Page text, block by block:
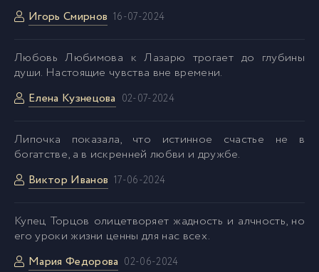
Игорь Смирнов 16-07-2024
Любовь Любимова к Лазарю трогает до глубины
души. Настоящие чувства вне времени.
Елена Кузнецова 02-07-2024
Липочка показала, что истинное счастье не в
богатстве, а в искренней любви и дружбе.
Виктор Иванов 17-06-2024
Купец Торцов олицетворяет жадность и алчность, но
его уроки жизни ценны для нас всех.
Мария Федорова 02-06-2024